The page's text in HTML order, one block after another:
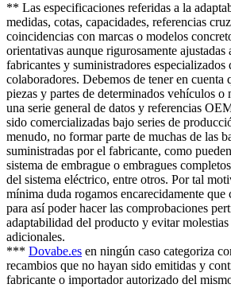
** Las especificaciones referidas a la
medidas, cotas, capacidades, referencias
coincidencias con marcas o modelos
orientativas aunque rigurosamente ajustadas
fabricantes y suministradores especializados
colaboradores. Debemos de tener en cuenta
piezas y partes de determinados vehículos o
una serie general de datos y referencias
sido comercializadas bajo series de
menudo, no formar parte de muchas de las
suministradas por el fabricante, como
sistema de embrague o embragues
del sistema eléctrico, entre otros. Por tal
mínima duda rogamos encarecidamente que
para así poder hacer las comprobaciones
adaptabilidad del producto y evitar
adicionales.
*** Dovabe.es en ningún caso categoriza
recambios que no hayan sido emitidas y
fabricante o importador autorizado del